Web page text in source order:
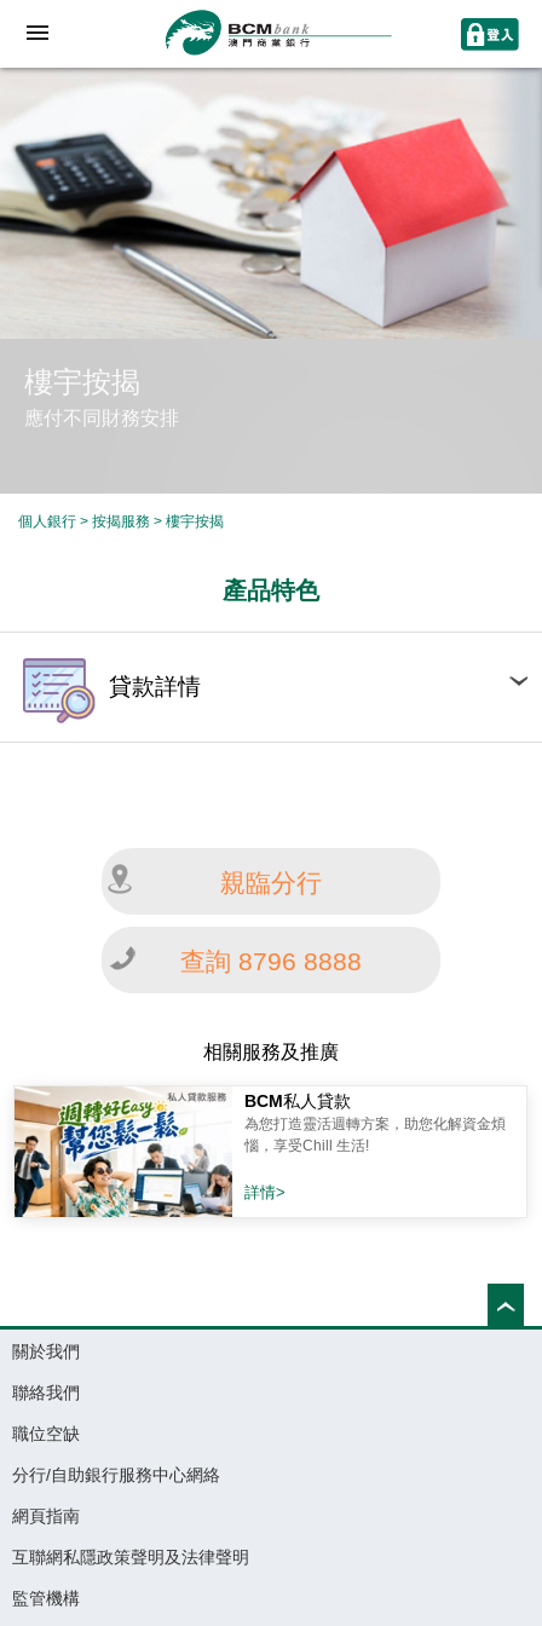
樓宇按揭
應付不同財務安排
個人銀行 > 按揭服務 > 樓宇按揭
產品特色
貸款詳情
親臨分行
查詢 8796 8888
相關服務及推廣
BCM私人貸款
為您打造靈活週轉方案，助您化解資金煩
惱，享受Chill 生活!
詳情>
關於我們
聯絡我們
職位空缺
分行/自助銀行服務中心網絡
網頁指南
互聯網私隱政策聲明及法律聲明
監管機構